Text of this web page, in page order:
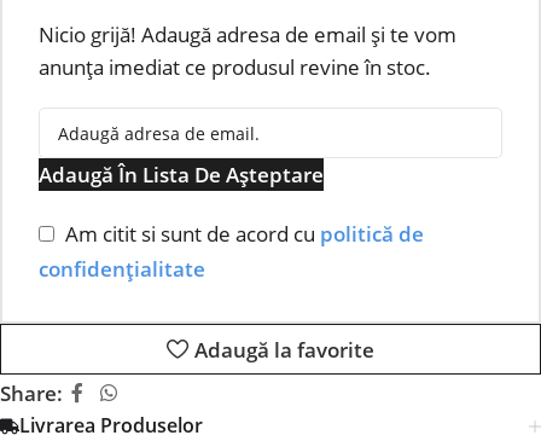
Nicio grijă! Adaugă adresa de email și te vom
anunța imediat ce produsul revine în stoc.
Adaugă În Lista De Așteptare
Am citit si sunt de acord cu politică de
confidențialitate
Adaugă la favorite
Share:
Livrarea Produselor